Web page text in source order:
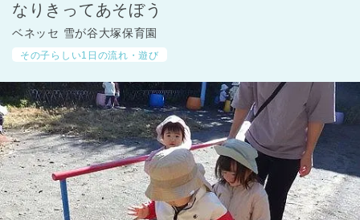
住所・駅
名
す
都道府県
なりきってあそぼう
ベネッセ 雪が谷大塚保育園
その子らしい1日の流れ・遊び